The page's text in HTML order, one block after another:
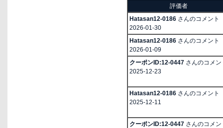
評価者
Hatasan12-0186 さんのコメント
2026-01-30
Hatasan12-0186 さんのコメント
2026-01-09
クーポンID:12-0447 さんのコメン
2025-12-23
Hatasan12-0186 さんのコメント
2025-12-11
クーポンID:12-0447 さんのコメン